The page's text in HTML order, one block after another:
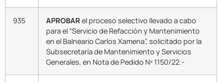
935 APROBAR el proceso selectivo llevado a cabo
para el “Servicio de Refacción y Mantenimiento
en el Balneario Carlos Xamena”, solicitado por la
Subsecretaría de Mantenimiento y Servicios
Generales, en Nota de Pedido Nº 1150/22.-